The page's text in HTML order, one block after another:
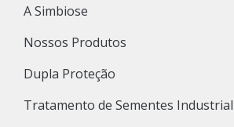
A Simbiose
Nossos Produtos
Dupla Proteção
Tratamento de Sementes Industrial